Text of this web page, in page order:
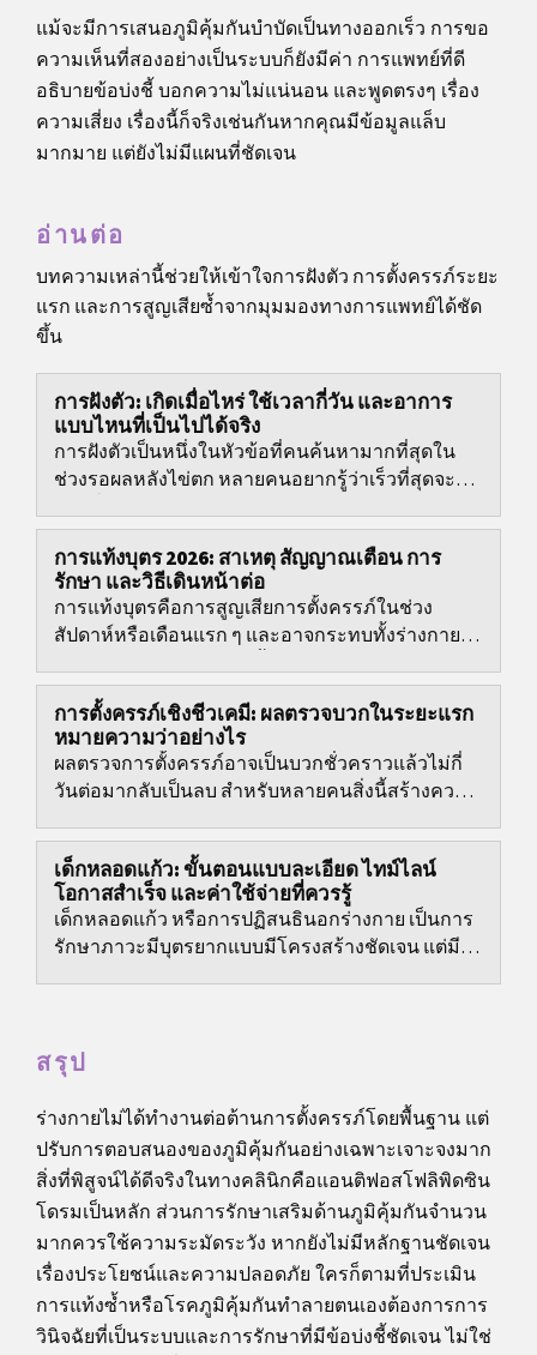
แม้จะมีการเสนอภูมิคุ้มกันบำบัดเป็นทางออกเร็ว การขอ
ความเห็นที่สองอย่างเป็นระบบก็ยังมีค่า การแพทย์ที่ดี
อธิบายข้อบ่งชี้ บอกความไม่แน่นอน และพูดตรงๆ เรื่อง
ความเสี่ยง เรื่องนี้ก็จริงเช่นกันหากคุณมีข้อมูลแล็บ
มากมาย แต่ยังไม่มีแผนที่ชัดเจน
อ่านต่อ
บทความเหล่านี้ช่วยให้เข้าใจการฝังตัว การตั้งครรภ์ระยะ
แรก และการสูญเสียซ้ำจากมุมมองทางการแพทย์ได้ชัด
ขึ้น
การฝังตัว: เกิดเมื่อไหร่ ใช้เวลากี่วัน และอาการ
แบบไหนที่เป็นไปได้จริง
การฝังตัวเป็นหนึ่งในหัวข้อที่คนค้นหามากที่สุดใน
ช่วงรอผลหลังไข่ตก หลายคนอยากรู้ว่าเร็วที่สุดจะ
การแท้งบุตร 2026: สาเหตุ สัญญาณเตือน การ
รักษา และวิธีเดินหน้าต่อ
การแท้งบุตรคือการสูญเสียการตั้งครรภ์ในช่วง
สัปดาห์หรือเดือนแรก ๆ และอาจกระทบทั้งร่างกาย
แนวทางการวินิจฉัย...
การตั้งครรภ์เชิงชีวเคมี: ผลตรวจบวกในระยะแรก
หมายความว่าอย่างไร
ผลตรวจการตั้งครรภ์อาจเป็นบวกชั่วคราวแล้วไม่กี่
วันต่อมากลับเป็นลบ สำหรับหลายคนสิ่งนี้สร้างความ
เด็กหลอดแก้ว: ขั้นตอนแบบละเอียด ไทม์ไลน์
โอกาสสำเร็จ และค่าใช้จ่ายที่ควรรู้
เด็กหลอดแก้ว หรือการปฏิสนธินอกร่างกาย เป็นการ
รักษาภาวะมีบุตรยากแบบมีโครงสร้างชัดเจน แต่มีจุด
สรุป
ร่างกายไม่ได้ทำงานต่อต้านการตั้งครรภ์โดยพื้นฐาน แต่
ปรับการตอบสนองของภูมิคุ้มกันอย่างเฉพาะเจาะจงมาก
สิ่งที่พิสูจน์ได้ดีจริงในทางคลินิกคือแอนติฟอสโฟลิพิดซิน
โดรมเป็นหลัก ส่วนการรักษาเสริมด้านภูมิคุ้มกันจำนวน
มากควรใช้ความระมัดระวัง หากยังไม่มีหลักฐานชัดเจน
เรื่องประโยชน์และความปลอดภัย ใครก็ตามที่ประเมิน
การแท้งซ้ำหรือโรคภูมิคุ้มกันทำลายตนเองต้องการการ
วินิจฉัยที่เป็นระบบและการรักษาที่มีข้อบ่งชี้ชัดเจน ไม่ใช่